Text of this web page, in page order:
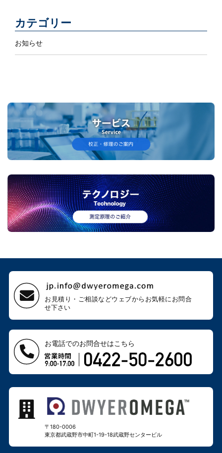
カテゴリー
お知らせ
お見積り・ご相談などウェブから お気軽にお問合
せ下さい
お電話でのお問合せはこちら
〒180-0006
東京都武蔵野市中町1-19-18武蔵野センタービル